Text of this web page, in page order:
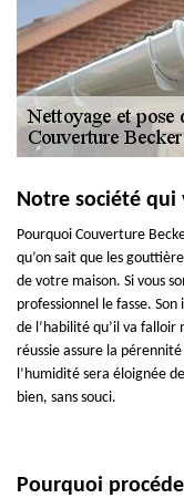
Notre société qui
Pourquoi Couverture
qu’on sait que les
de votre maison. Si vous
professionnel le fasse.
de l’habilité qu’il va
réussie assure la
l’humidité sera éloignée
bien, sans souci.
Pourquoi